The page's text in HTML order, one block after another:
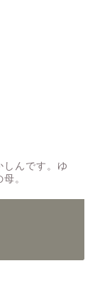
しんです。ゆ
。